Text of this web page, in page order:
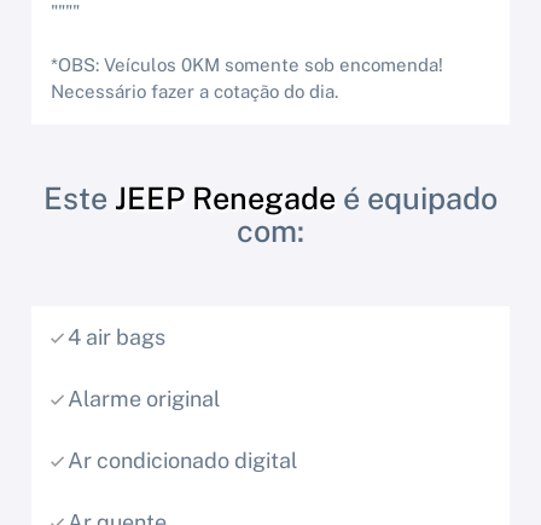
""""
*OBS: Veículos 0KM somente sob encomenda!
Necessário fazer a cotação do dia.
Este JEEP Renegade é equipado
com:
4 air bags
Alarme original
Ar condicionado digital